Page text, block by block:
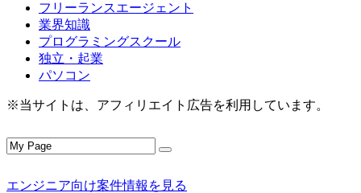
フリーランスエージェント
業界知識
プログラミングスクール
独立・起業
パソコン
※当サイトは、アフィリエイト広告を利用しています。
エンジニア向け案件情報を見る